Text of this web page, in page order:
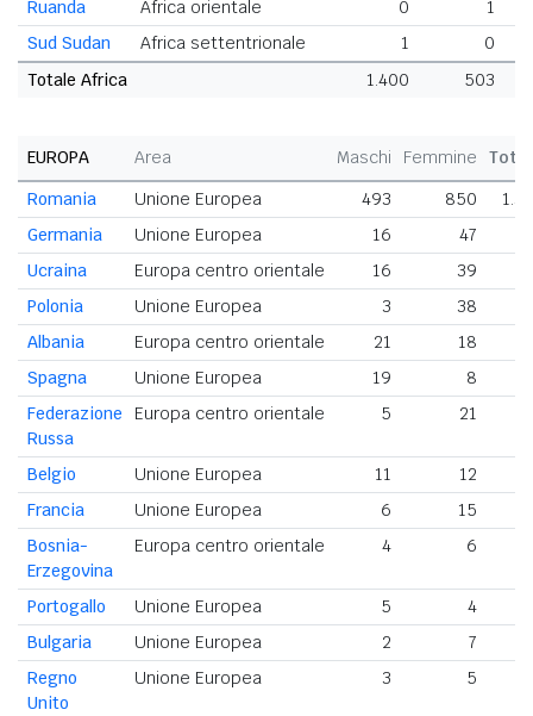
Ruanda Africa orientale 0
1
Sud Sudan
Africa settentrionale 1
0
Totale Africa
1.400 503
EUROPA Area Maschi Femmine
Romania
Unione Europea 493 850
Germania
Unione Europea 16 47
Ucraina
Europa centro orientale 16 39
Polonia
Unione Europea 3 38
Albania
Europa centro orientale 21 18
Spagna
Unione Europea 19 8
Federazione
Russa
Europa centro orientale 5 21
Belgio Unione Europea 11 12
Francia
Unione Europea 6 15
Bosnia-
Erzegovina
Europa centro orientale 4 6
Portogallo Unione Europea 5 4
Bulgaria
Unione Europea 2 7
Regno
Unito
Unione Europea 3 5